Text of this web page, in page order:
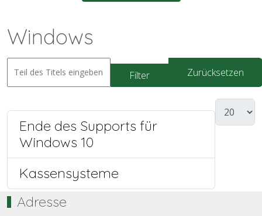
Windows
Filter Zurücksetzen
Ende des Supports für
Windows 10
Kassensysteme
Adresse